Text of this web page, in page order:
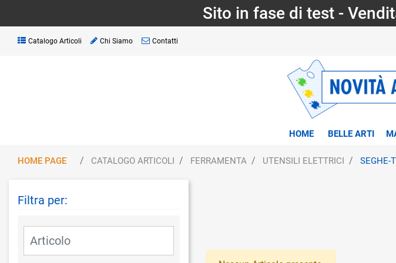
Sito in fase di test -
Catalogo Articoli Chi Siamo Contatti
HOME BELLE ARTI
HOME PAGE CATALOGO ARTICOLI FERRAMENTA UTENSILI ELETTRICI SEGHE-
Filtra per: